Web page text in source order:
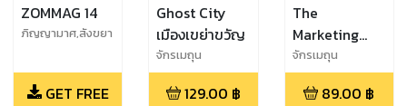
ZOMMAG 14
ภิญญามาศ,สังขยา
เมถุน
GET FREE
Ghost City
เมืองเขย่าขวัญ
จักรเมถุน
129.00 ฿
The
Marketing
Stories การ
ตลาดป่วนรัก
จักรเมถุน
89.00 ฿